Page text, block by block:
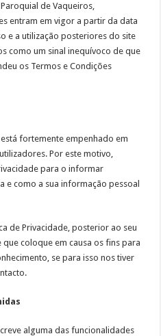
de Vaqueiros,
entram em vigor a partir da data
e a utilização posteriores do site
como um sinal inequívoco de que
os Termos e Condições
fortemente empenhado em
Por este motivo,
para o informar
e como a sua informação pessoal
de Privacidade, posterior ao seu
coloque em causa os fins para
se para isso nos tiver
alguma das funcionalidades